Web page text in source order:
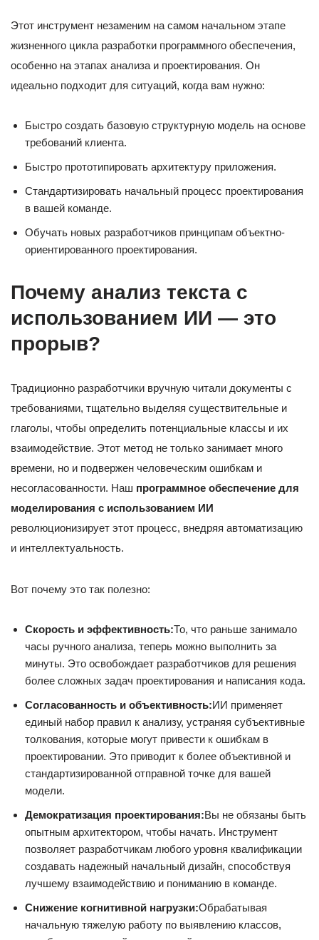
Этот инструмент незаменим на самом начальном этапе
жизненного цикла разработки программного обеспечения,
особенно на этапах анализа и проектирования. Он
идеально подходит для ситуаций, когда вам нужно:
Быстро создать базовую структурную модель на основе
требований клиента.
Быстро прототипировать архитектуру приложения.
Стандартизировать начальный процесс проектирования
в вашей команде.
Обучать новых разработчиков принципам объектно-
ориентированного проектирования.
Почему анализ текста с
использованием ИИ — это
прорыв?
Традиционно разработчики вручную читали документы с
требованиями, тщательно выделяя существительные и
глаголы, чтобы определить потенциальные классы и их
взаимодействие. Этот метод не только занимает много
времени, но и подвержен человеческим ошибкам и
несогласованности. Наш программное обеспечение для
моделирования с использованием ИИ
революционизирует этот процесс, внедряя автоматизацию
и интеллектуальность.
Вот почему это так полезно:
Скорость и эффективность:То, что раньше занимало
часы ручного анализа, теперь можно выполнить за
минуты. Это освобождает разработчиков для решения
более сложных задач проектирования и написания кода.
Согласованность и объективность:ИИ применяет
единый набор правил к анализу, устраняя субъективные
толкования, которые могут привести к ошибкам в
проектировании. Это приводит к более объективной и
стандартизированной отправной точке для вашей
модели.
Демократизация проектирования:Вы не обязаны быть
опытным архитектором, чтобы начать. Инструмент
позволяет разработчикам любого уровня квалификации
создавать надежный начальный дизайн, способствуя
лучшему взаимодействию и пониманию в команде.
Снижение когнитивной нагрузки:Обрабатывая
начальную тяжелую работу по выявлению классов,